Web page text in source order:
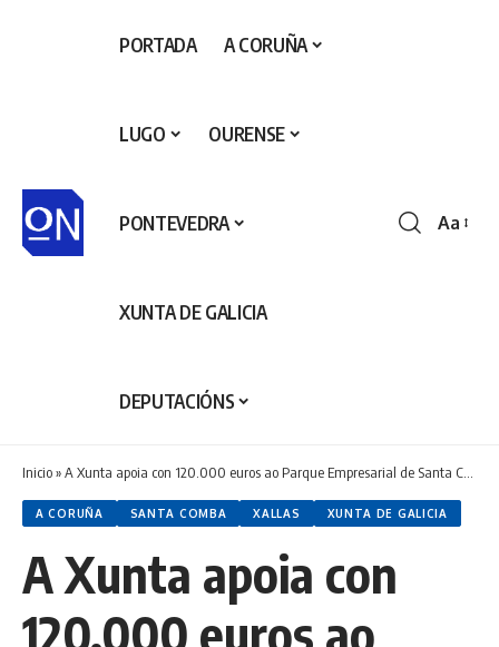
PORTADA A CORUÑA
LUGO OURENSE
PONTEVEDRA
XUNTA DE GALICIA
DEPUTACIÓNS
Aa
Inicio»A Xunta apoia con 120.000 euros ao Parque Empresarial de Santa Comba para renovar as súas infraestruturas e para incrementar a súa competitividade
A CORUÑA SANTA COMBA XALLAS XUNTA DE GALICIA
A Xunta apoia con
120.000 euros ao